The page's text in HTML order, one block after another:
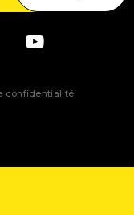
confidentialité